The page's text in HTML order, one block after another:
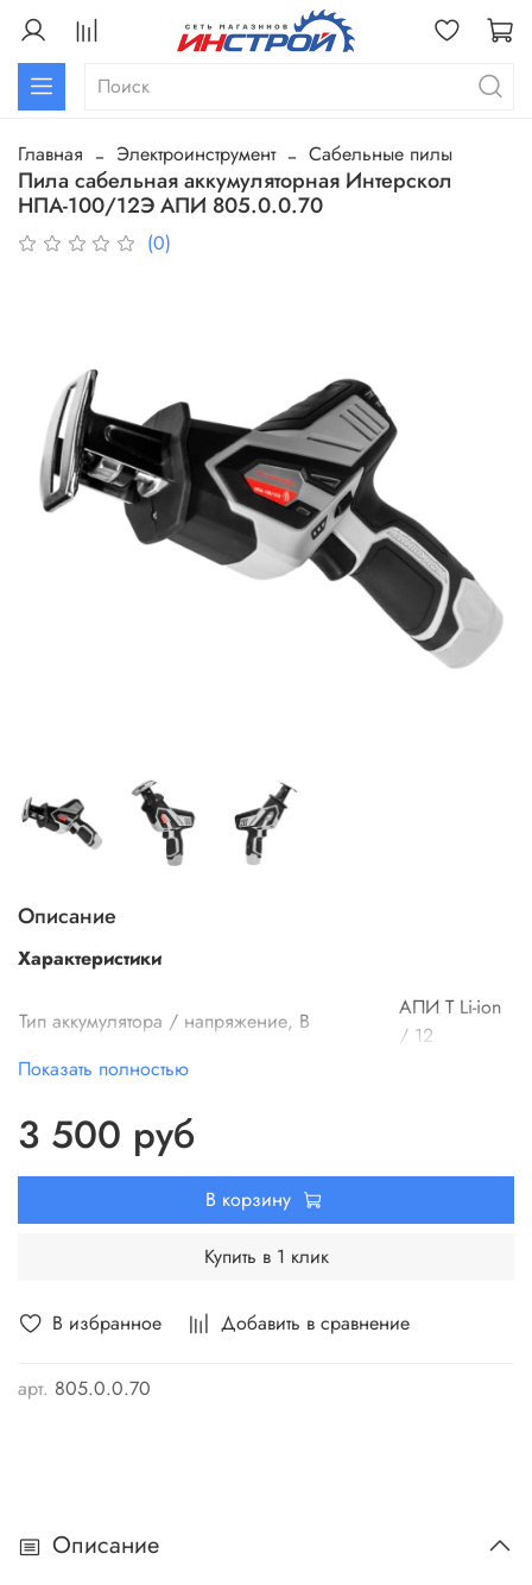
Главная Электроинструмент Сабельные пилы
Пила сабельная аккумуляторная Интерскол
НПА-100/12Э АПИ 805.0.0.70
(0)
В избранное Добавить в сравнение
арт. 805.0.0.70
Описание
Характеристики
Тип аккумулятора / напряжение, В
АПИ Т Li-ion
/ 12
Частота двойных ходов полотна, 1/мин
пропила, мм
Ход штока, мм
Габаритные размеры машины (с батареей)
Показать полностью
3 500 руб
В корзину
Купить в 1 клик
Описание